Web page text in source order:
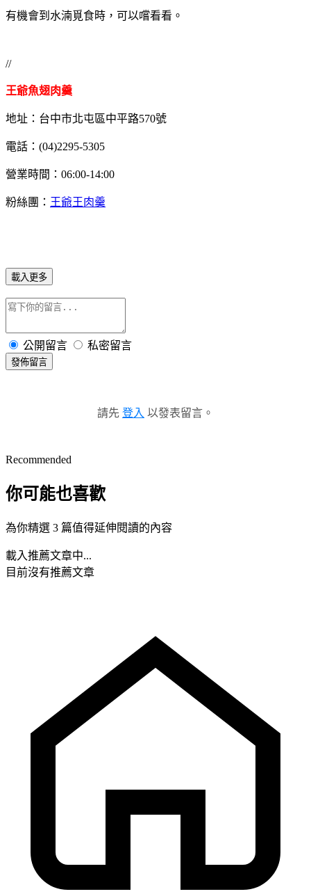
有機會到水湳覓食時，可以嚐看看。
//
王爺魚翅肉羹
地址：台中市北屯區中平路570號
電話：(04)2295-5305
營業時間：06:00-14:00
粉絲團： 王爺王肉羹
載入更多
公開留言 私密留言
發佈留言
請先 登入 以發表留言。
Recommended
你可能也喜歡
為你精選 3 篇值得延伸閱讀的內容
載入推薦文章中...
目前沒有推薦文章